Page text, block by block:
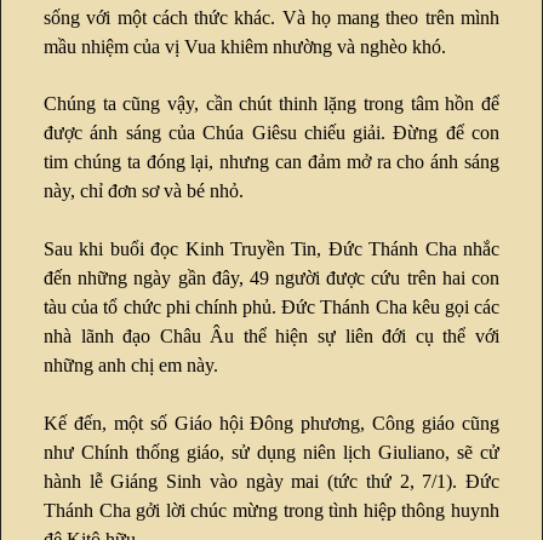
sống với một cách thức khác. Và họ mang theo trên mình
mầu nhiệm của vị Vua khiêm nhường và nghèo khó.
Chúng ta cũng vậy, cần chút thinh lặng trong tâm hồn để
được ánh sáng của Chúa Giêsu chiếu giải. Đừng để con
tim chúng ta đóng lại, nhưng can đảm mở ra cho ánh sáng
này, chỉ đơn sơ và bé nhỏ.
Sau khi buổi đọc Kinh Truyền Tin, Đức Thánh Cha nhắc
đến những ngày gần đây, 49 người được cứu trên hai con
tàu của tổ chức phi chính phủ. Đức Thánh Cha kêu gọi các
nhà lãnh đạo Châu Âu thể hiện sự liên đới cụ thể với
những anh chị em này.
Kế đến, một số Giáo hội Đông phương, Công giáo cũng
như Chính thống giáo, sử dụng niên lịch Giuliano, sẽ cử
hành lễ Giáng Sinh vào ngày mai (tức thứ 2, 7/1). Đức
Thánh Cha gởi lời chúc mừng trong tình hiệp thông huynh